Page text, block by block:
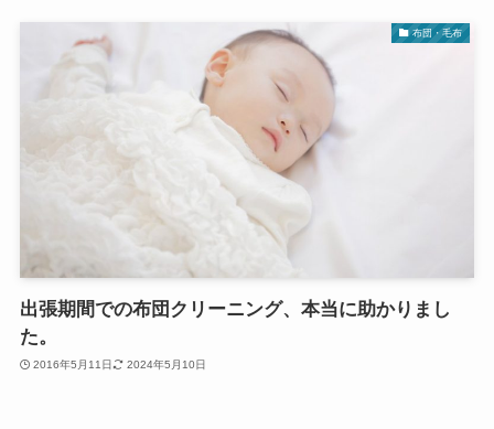
布団・毛布
出張期間での布団クリーニング、本当に助かりまし
た。
2016年5月11日 2024年5月10日